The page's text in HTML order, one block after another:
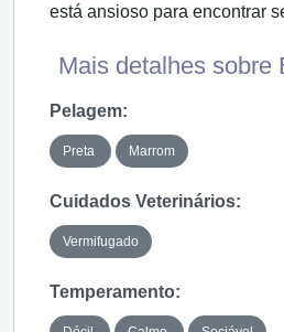
está ansioso para encontrar
Mais detalhes sobre
Pelagem:
Preta Marrom
Cuidados Veterinários:
Vermifugado
Temperamento: